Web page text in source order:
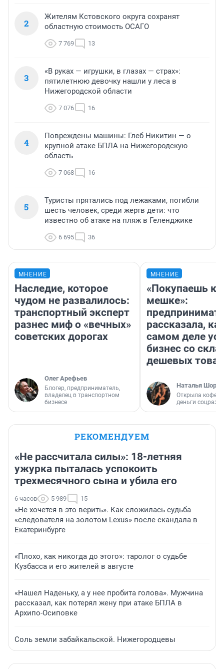
2
Жителям Кстовского округа сохранят
областную стоимость ОСАГО
7 769 13
3
«В руках — игрушки, в глазах — страх»:
пятилетнюю девочку нашли у леса в
Нижегородской области
7 076 16
4
Повреждены машины: Глеб Никитин — о
крупной атаке БПЛА на Нижегородскую
область
7 068 16
5
Туристы прятались под лежаками, погибли
шесть человек, среди жертв дети: что
известно об атаке на пляж в Геленджике
6 695 36
МНЕНИЕ
Наследие, которое
чудом не развалилось:
транспортный эксперт
разнес миф о «вечных»
советских дорогах
Олег Арефьев
Блогер, предприниматель,
владелец в транспортном
бизнесе
МНЕНИЕ
«Покупаешь
мешке»:
рассказала,
самом деле
бизнес со
дешевых
Наталья
Открыла
деньги
РЕКОМЕНДУЕМ
«Не рассчитала силы»: 18-летняя
ужурка пыталась успокоить
трехмесячного сына и убила его
6 часов 5 989 15
«Не хочется в это верить». Как сложилась судьба
«следователя на золотом Lexus» после скандала в
Екатеринбурге
«Плохо, как никогда до этого»: таролог о судьбе
Кузбасса и его жителей в августе
«Нашел Наденьку, а у нее пробита голова». Мужчина
рассказал, как потерял жену при атаке БПЛА в
Архипо-Осиповке
Соль земли забайкальской. Нижегородцевы